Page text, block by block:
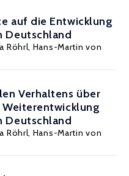
auf die Entwicklung
Deutschland
Röhrl, Hans-Martin von
Verhaltens über
Weiterentwicklung
Deutschland
Röhrl, Hans-Martin von